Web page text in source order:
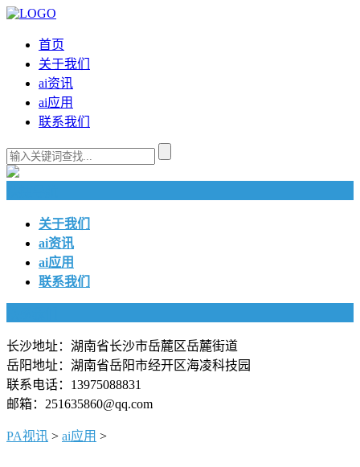
首页
关于我们
ai资讯
ai应用
联系我们
关于我们
ai资讯
ai应用
联系我们
长沙地址：湖南省长沙市岳麓区岳麓街道
岳阳地址：湖南省岳阳市经开区海凌科技园
联系电话：13975088831
邮箱：251635860@qq.com
PA视讯 > ai应用 >